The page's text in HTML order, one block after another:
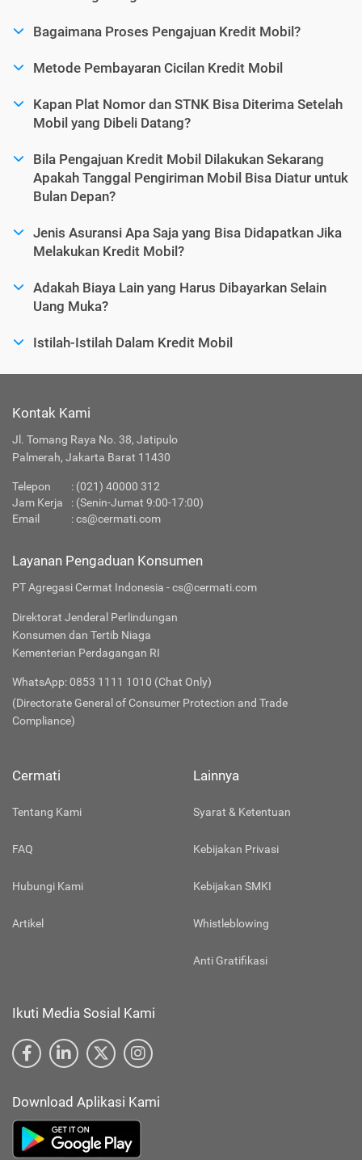
Bagaimana Proses Pengajuan Kredit Mobil?
Metode Pembayaran Cicilan Kredit Mobil
Kapan Plat Nomor dan STNK Bisa Diterima Setelah
Mobil yang Dibeli Datang?
Bila Pengajuan Kredit Mobil Dilakukan Sekarang
Apakah Tanggal Pengiriman Mobil Bisa Diatur untuk
Bulan Depan?
Jenis Asuransi Apa Saja yang Bisa Didapatkan Jika
Melakukan Kredit Mobil?
Adakah Biaya Lain yang Harus Dibayarkan Selain
Uang Muka?
Istilah-Istilah Dalam Kredit Mobil
Kontak Kami
Jl. Tomang Raya No. 38, Jatipulo
Palmerah, Jakarta Barat 11430
Telepon : (021) 40000 312
Jam Kerja
: (Senin-Jumat 9:00-17:00)
Email
:cs@cermati.com
Layanan Pengaduan Konsumen
PT Agregasi Cermat Indonesia - cs@cermati.com
Direktorat Jenderal Perlindungan
Konsumen dan Tertib Niaga
Kementerian Perdagangan RI
WhatsApp: 0853 1111 1010 (Chat Only)
(Directorate General of Consumer Protection and Trade
Compliance)
Cermati
Tentang Kami
FAQ
Hubungi Kami
Artikel
Lainnya
Syarat & Ketentuan
Kebijakan Privasi
Kebijakan SMKI
Whistleblowing
Anti Gratifikasi
Ikuti Media Sosial Kami
Download Aplikasi Kami